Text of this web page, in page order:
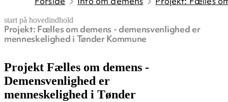
start på hovedindhold
Projekt: Fælles om demens - demensvenlighed er
menneskelighed i Tønder Kommune
senest opdateret 22. maj 2025
Projekt Fælles om demens -
Demensvenlighed er
menneskelighed i Tønder